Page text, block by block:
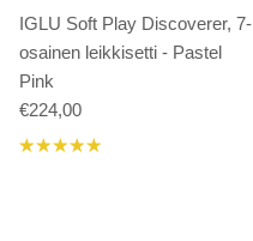
IGLU Soft Play Discoverer, 7-
osainen leikkisetti - Pastel
Pink
€224,00